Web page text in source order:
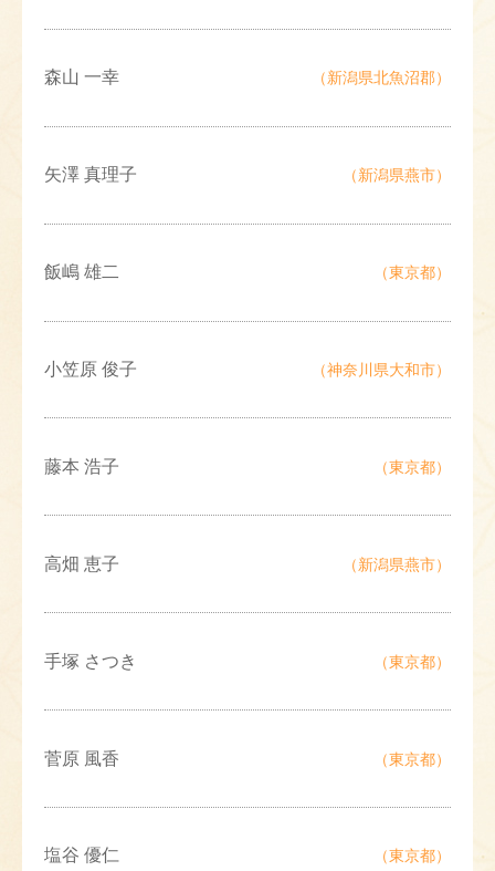
森山 一幸 （新潟県北魚沼郡）
矢澤 真理子 （新潟県燕市）
飯嶋 雄二 （東京都）
小笠原 俊子 （神奈川県大和市）
藤本 浩子 （東京都）
高畑 恵子 （新潟県燕市）
手塚 さつき （東京都）
菅原 風香 （東京都）
塩谷 優仁 （東京都）